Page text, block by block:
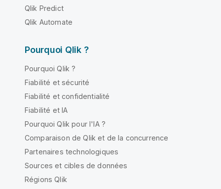
Qlik Predict
Qlik Automate
Pourquoi Qlik ?
Pourquoi Qlik ?
Fiabilité et sécurité
Fiabilité et confidentialité
Fiabilité et IA
Pourquoi Qlik pour l'IA ?
Comparaison de Qlik et de la concurrence
Partenaires technologiques
Sources et cibles de données
Régions Qlik